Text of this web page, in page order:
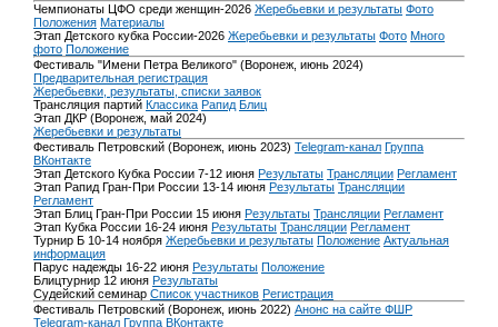
Чемпионаты ЦФО среди женщин-2026 Жеребьевки и результаты Фото
Положения Материалы
Этап Детского кубка России-2026 Жеребьевки и результаты Фото Много
фото Положение
Фестиваль "Имени Петра Великого" (Воронеж, июнь 2024)
Предварительная регистрация
Жеребьевки, результаты, списки заявок
Трансляция партий Классика Рапид Блиц
Этап ДКР (Воронеж, май 2024)
Жеребьевки и результаты
Фестиваль Петровский (Воронеж, июнь 2023) Telegram-канал Группа
ВКонтакте
Этап Детского Кубка России 7-12 июня Результаты Трансляции Регламент
Этап Рапид Гран-При России 13-14 июня Результаты Трансляции
Регламент
Этап Блиц Гран-При России 15 июня Результаты Трансляции Регламент
Этап Кубка России 16-24 июня Результаты Трансляции Регламент
Турнир Б 10-14 ноября Жеребьевки и результаты Положение Актуальная
информация
Парус надежды 16-22 июня Результаты Положение
Блицтурнир 12 июня Результаты
Судейский семинар Список участников Регистрация
Фестиваль Петровский (Воронеж, июнь 2022) Анонс на сайте ФШР
Telegram-канал Группа ВКонтакте